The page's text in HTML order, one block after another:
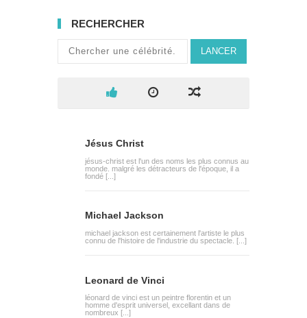
RECHERCHER
LANCER
Jésus Christ
jésus-christ est l'un des noms les plus connus au
monde. malgré les détracteurs de l'époque, il a
fondé [...]
Michael Jackson
michael jackson est certainement l'artiste le plus
connu de l'histoire de l'industrie du spectacle. [...]
Leonard de Vinci
léonard de vinci est un peintre florentin et un
homme d'esprit universel, excellant dans de
nombreux [...]